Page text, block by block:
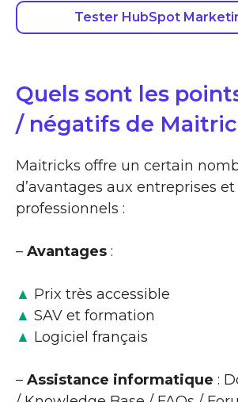
Tester HubSpot
Quels sont les
/ négatifs de
Maitricks offre un certain
d’avantages aux entreprises et
professionnels :
– Avantages :
▲ Prix très accessible
▲ SAV et formation
▲ Logiciel français
– Assistance informatique :